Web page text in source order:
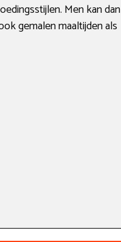
Men kan dan
gemalen maaltijden als